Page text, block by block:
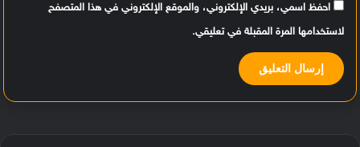
احفظ اسمي، بريدي الإلكتروني، والموقع الإلكتروني في هذا المتصفح
لاستخدامها المرة المقبلة في تعليقي.